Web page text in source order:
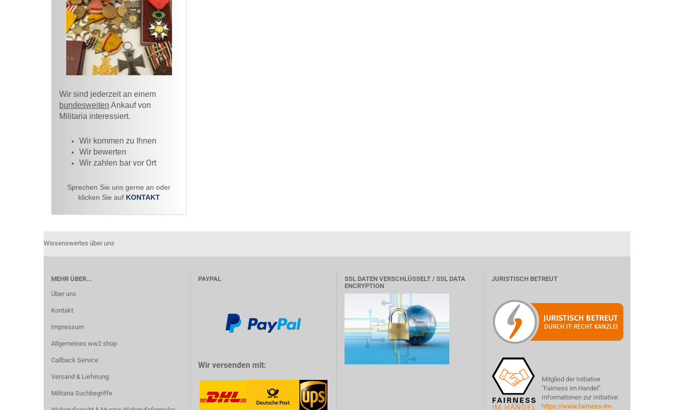
Wir sind jederzeit an einem
bundesweiten Ankauf von
Militaria interessiert.
Wir kommen zu Ihnen​
Wir bewerten
Wir zahlen bar vor Ort
Sprechen Sie uns gerne an oder
klicken Sie auf KONTAKT
Wissenswertes über uns
MEHR ÜBER...
Über uns
Kontakt
Impressum
Allgemeines ww2 shop
Callback Service
Versand & Lieferung
Militaria Suchbegriffe
PAYPAL
Wir versenden mit:
SSL DATEN VERSCHLÜSSELT / SSL DATA
ENCRYPTION
JURISTISCH BETREUT
Mitglied der Initiative
"Fairness im Handel".
Informationen zur Initiative:
https://www.fairness-im-